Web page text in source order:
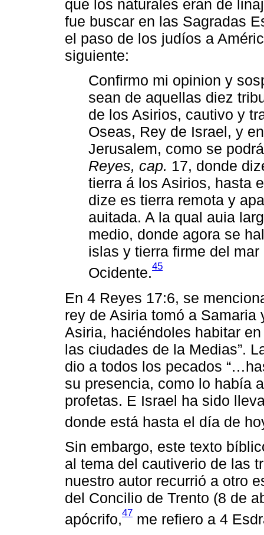
que los naturales eran de
fue buscar en las Sagradas
el paso de los judíos a
siguiente:
Confirmo mi opinion y
sean de aquellas diez
de los Asirios, cautivo y
Oseas, Rey de Israel, y
Jerusalem, como se
Reyes, cap. 17, donde
tierra á los Asirios, hasta
dize es tierra remota y
auitada. A la qual auia
medio, donde agora se
islas y tierra firme del
Ocidente.45
En 4 Reyes 17:6, se
rey de Asiria tomó a
Asiria, haciéndoles habitar
las ciudades de la Medias”.
dio a todos los pecados
su presencia, como lo había
profetas. E Israel ha sido
donde está hasta el día de
Sin embargo, este texto
al tema del cautiverio de las
nuestro autor recurrió a otro
del Concilio de Trento (8 de
apócrifo,47 me refiero a 4